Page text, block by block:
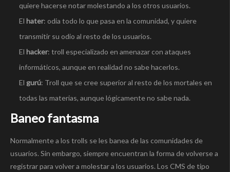
quiere hacerse notar molestando a los otros usuarios.
El hater: odia todo lo que pasa en la comunidad, y quiere
transmitir su odio al resto de los usuarios.
El hacker: troll especializado en amenazar con ataques
informáticos, aunque en realidad no sabe hacerlos.
El gurú: Troll que se cree superior al resto de los mortales en
todas las materias, aunque lógicamente no sabe nada.
Baneo fantasma
Normalmente a los trolls se les banea de las comunidades de
usuarios. Sin embargo, siempre encuentran la forma de volverse a
registrar para volver a molestar a los usuarios. Los CMS de tipo